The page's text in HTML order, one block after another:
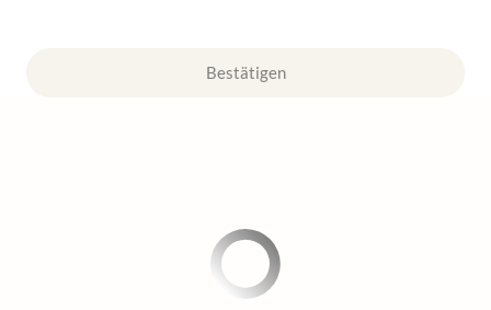
Bestätigen